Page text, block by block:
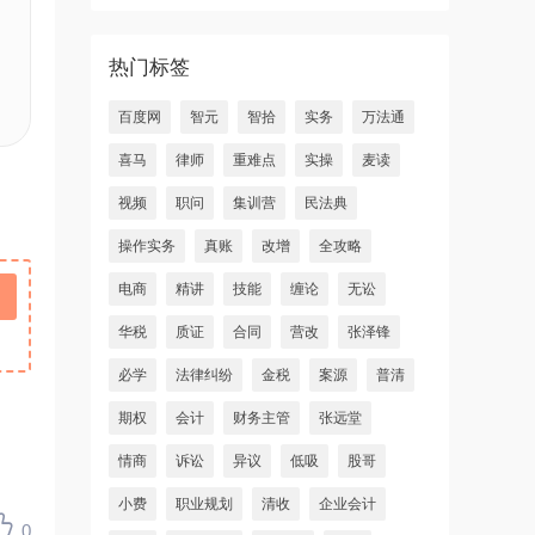
0
热门标签
百度网 智元 智拾 实务 万法通
喜马 律师 重难点 实操 麦读
视频 职问 集训营 民法典
操作实务 真账 改增 全攻略
电商 精讲 技能 缠论 无讼
华税 质证 合同 营改 张泽锋
必学 法律纠纷 金税 案源 普清
期权 会计 财务主管 张远堂
情商 诉讼 异议 低吸 股哥
小费 职业规划 清收 企业会计